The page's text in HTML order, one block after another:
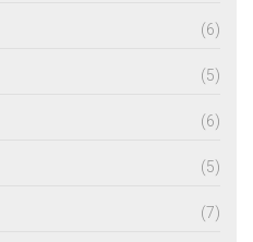
(6)
(5)
(6)
(5)
(7)